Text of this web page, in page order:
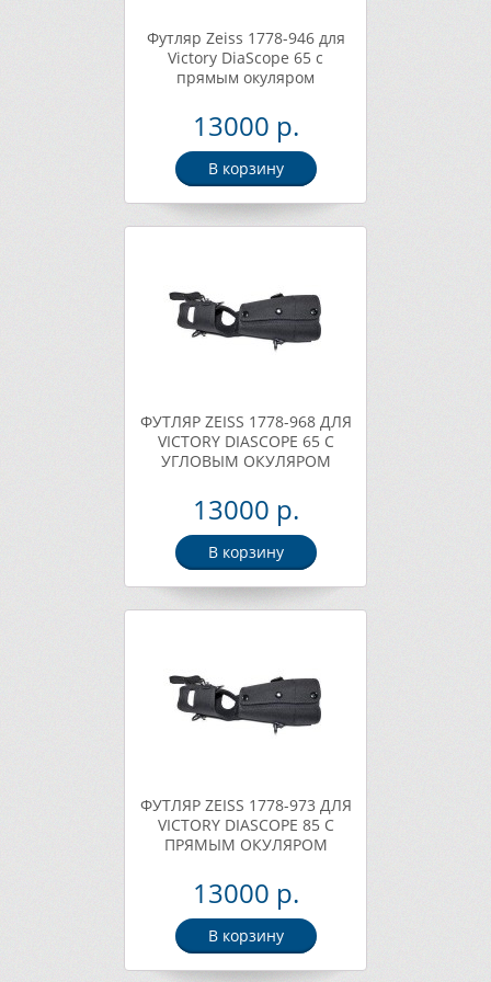
Футляр Zeiss 1778-946 для
Victory DiaScope 65 с
прямым окуляром
13000 р.
В корзину
ФУТЛЯР ZEISS 1778-968 ДЛЯ
VICTORY DIASCOPE 65 С
УГЛОВЫМ ОКУЛЯРОМ
13000 р.
В корзину
ФУТЛЯР ZEISS 1778-973 ДЛЯ
VICTORY DIASCOPE 85 С
ПРЯМЫМ ОКУЛЯРОМ
13000 р.
В корзину